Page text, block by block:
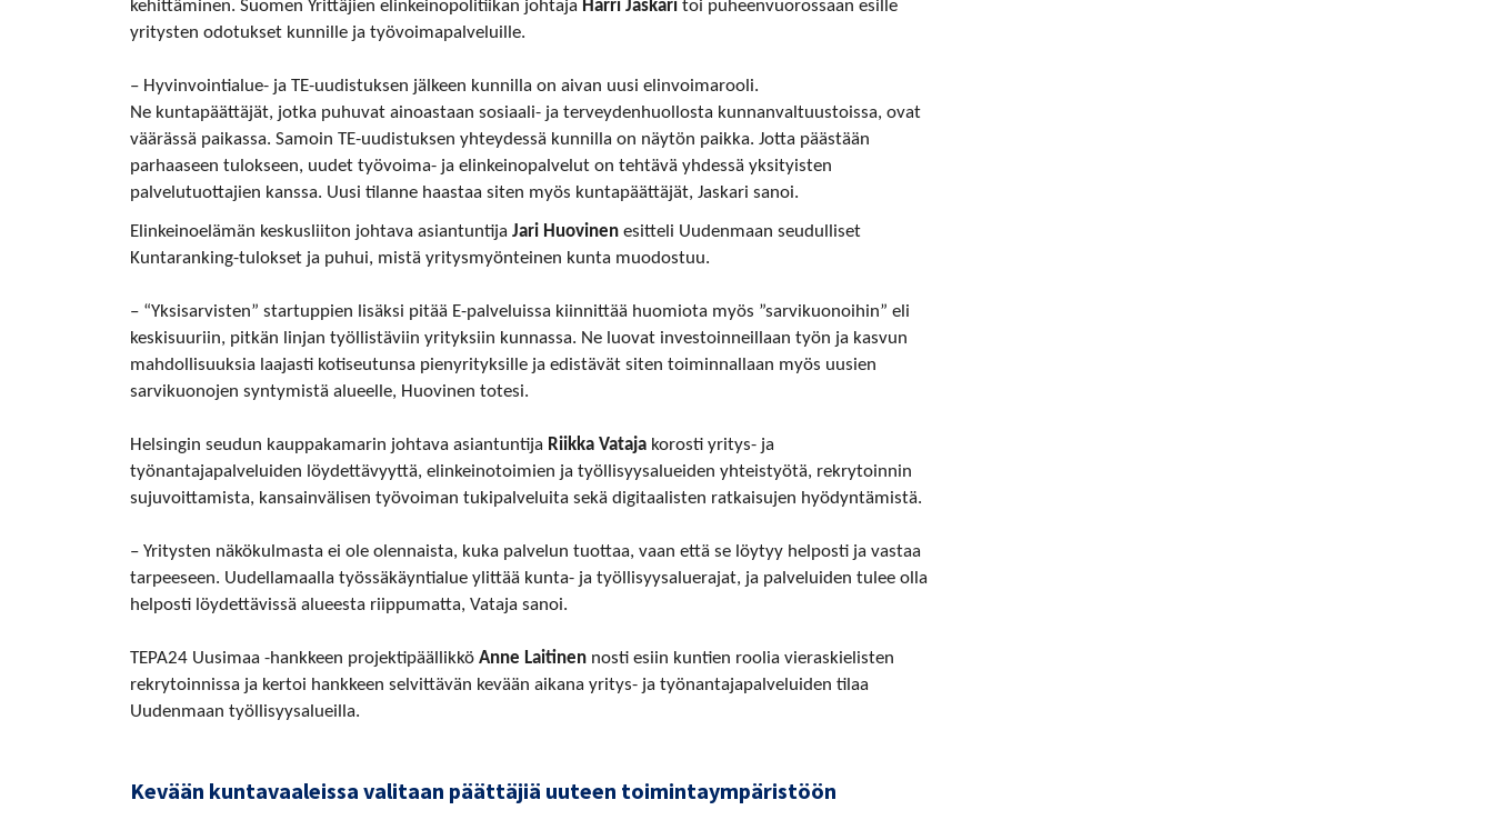
kehittäminen. Suomen Yrittäjien elinkeinopolitiikan johtaja Harri Jaskari toi puheenvuorossaan esille
yritysten odotukset kunnille ja työvoimapalveluille.
– Hyvinvointialue- ja TE-uudistuksen jälkeen kunnilla on aivan uusi elinvoimarooli.
Ne kuntapäättäjät, jotka puhuvat ainoastaan sosiaali- ja terveydenhuollosta kunnanvaltuustoissa, ovat
väärässä paikassa. Samoin TE-uudistuksen yhteydessä kunnilla on näytön paikka. Jotta päästään
parhaaseen tulokseen, uudet työvoima- ja elinkeinopalvelut on tehtävä yhdessä yksityisten
palvelutuottajien kanssa. Uusi tilanne haastaa siten myös kuntapäättäjät, Jaskari sanoi.
Elinkeinoelämän keskusliiton johtava asiantuntija Jari Huovinen esitteli Uudenmaan seudulliset
Kuntaranking-tulokset ja puhui, mistä yritysmyönteinen kunta muodostuu.
– “Yksisarvisten” startuppien lisäksi pitää E-palveluissa kiinnittää huomiota myös ”sarvikuonoihin” eli
keskisuuriin, pitkän linjan työllistäviin yrityksiin kunnassa. Ne luovat investoinneillaan työn ja kasvun
mahdollisuuksia laajasti kotiseutunsa pienyrityksille ja edistävät siten toiminnallaan myös uusien
sarvikuonojen syntymistä alueelle, Huovinen totesi.
Helsingin seudun kauppakamarin johtava asiantuntija Riikka Vataja korosti yritys- ja
työnantajapalveluiden löydettävyyttä, elinkeinotoimien ja työllisyysalueiden yhteistyötä, rekrytoinnin
sujuvoittamista, kansainvälisen työvoiman tukipalveluita sekä digitaalisten ratkaisujen hyödyntämistä.
– Yritysten näkökulmasta ei ole olennaista, kuka palvelun tuottaa, vaan että se löytyy helposti ja vastaa
tarpeeseen. Uudellamaalla työssäkäyntialue ylittää kunta- ja työllisyysaluerajat, ja palveluiden tulee olla
helposti löydettävissä alueesta riippumatta, Vataja sanoi.
TEPA24 Uusimaa -hankkeen projektipäällikkö Anne Laitinen nosti esiin kuntien roolia vieraskielisten
rekrytoinnissa ja kertoi hankkeen selvittävän kevään aikana yritys- ja työnantajapalveluiden tilaa
Uudenmaan työllisyysalueilla.
Kevään kuntavaaleissa valitaan päättäjiä uuteen toimintaympäristöön